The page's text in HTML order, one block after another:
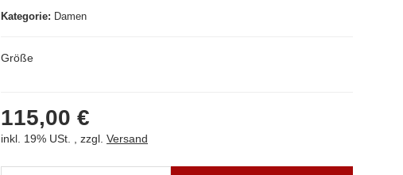
Kategorie Damen
Größe
115,00 €
inkl. 19% USt. , zzgl. Versand